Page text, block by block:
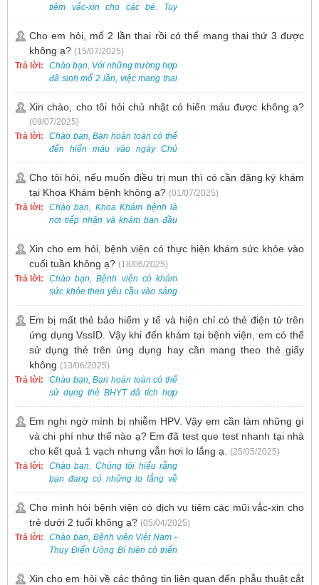
tiện hơn, bạn có thể đặt lịch
0988 270 115. Nếu cần hỗ trợ
thêm, vui lòng liên hệ qua Zalo
hoặc Fanpage Bệnh viện Việt
Nam - Thụy Điển Uông Bí.
tiêm vắc-xin cho các bé. Tuy
nhiên, các loại vắc-xin thường về
theo từng đợt, không phải lúc
nào cũng có sẵn.
Cho em hỏi, mổ 2 lần thai rồi có thể mang thai thứ 3 được
không ạ? (15/07/2025)
Trả lời:
Chào bạn, Với những trường hợp
đã sinh mổ 2 lần, việc mang thai
lần 3 vẫn có thể thực hiện được.
Tại Bệnh viện, chúng tôi đã tiếp
nhận và hỗ trợ nhiều thai phụ có
nhu cầu tương tự.
Xin chào, cho tôi hỏi chủ nhật có hiến máu được không ạ?
(09/07/2025)
Trả lời:
Chào bạn, Bạn hoàn toàn có thể
đến hiến máu vào ngày Chủ
Nhật.
Cho tôi hỏi, nếu muốn điều trị mụn thì có cần đăng ký khám
tại Khoa Khám bệnh không ạ? (01/07/2025)
Trả lời:
Chào bạn, Khoa Khám bệnh là
nơi tiếp nhận và khám ban đầu
cho tất cả các trường hợp, bao
gồm cả điều trị mụn. Vì vậy, bạn
cần đăng ký khám tại Khoa
Khám bệnh trước.
Xin cho em hỏi, bệnh viện có thực hiện khám sức khỏe vào
cuối tuần không ạ? (18/06/2025)
Trả lời:
Chào bạn, Bệnh viện có khám
sức khỏe theo yêu cầu vào sáng
thứ Bảy. Nếu bạn có nhu cầu, vui
lòng đặt lịch trước để được sắp
xếp thời gian phù hợp.
Em bị mất thẻ bảo hiểm y tế và hiện chỉ có thẻ điện tử trên
ứng dụng VssID. Vậy khi đến khám tại bệnh viện, em có thể
sử dụng thẻ trên ứng dụng hay cần mang theo thẻ giấy
không (13/06/2025)
Trả lời:
Chào bạn, Bạn hoàn toàn có thể
sử dụng thẻ BHYT đã tích hợp
trên ứng dụng VssID khi đến
khám và không cần mang theo
thẻ giấy.
Em nghi ngờ mình bị nhiễm HPV. Vậy em cần làm những gì
và chi phí như thế nào ạ? Em đã test que test nhanh tại nhà
cho kết quả 1 vạch nhưng vẫn hơi lo lắng ạ. (25/05/2025)
Trả lời:
Chào bạn, Chúng tôi hiểu rằng
bạn đang có những lo lắng về
nguy cơ nhiễm HPV. Tại Bệnh
viện Việt Nam - Thụy Điển Uông
Bí, chúng tôi cung cấp các dịch
vụ thăm khám và xét nghiệm
chuyên sâu để phát hiện sớm
HPV và tầm soát ung thư cổ tử
Cho mình hỏi bệnh viện có dịch vụ tiêm các mũi vắc-xin cho
trẻ dưới 2 tuổi không ạ? (05/04/2025)
Trả lời:
Chào bạn, Bệnh viện Việt Nam -
Thụy Điển Uông Bí hiện có triển
khai dịch vụ tiêm vắc-xin cho trẻ
dưới 2 tuổi.
Xin cho em hỏi về các thông tin liên quan đến phẫu thuật cắt